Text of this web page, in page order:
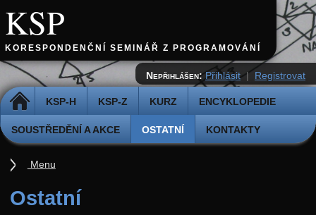
KSP
KORESPONDENČNÍ SEMINÁŘ Z PROGRAMOVÁNÍ
DOMŮ KSP-H KSP-Z KURZ ENCYKLOPEDIE
SOUSTŘEDĚNÍ A AKCE OSTATNÍ KONTAKTY
Nepřihlášen: Přihlásit | Registrovat
Ostatní
Menu